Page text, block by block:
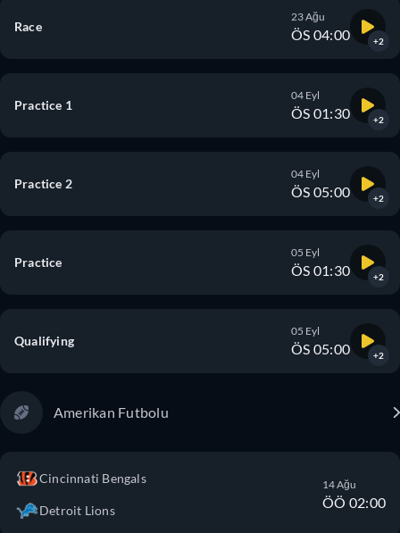
Race
23 Ağu
ÖS 04:00 +2
Practice 1
04 Eyl
ÖS 01:30 +2
Practice 2
04 Eyl
ÖS 05:00 +2
Practice
05 Eyl
ÖS 01:30 +2
Qualifying
05 Eyl
ÖS 05:00 +2
Amerikan Futbolu
Cincinnati Bengals
Detroit Lions
14 Ağu
ÖÖ 02:00